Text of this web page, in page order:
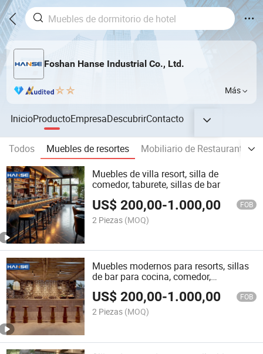
Foshan Hanse Industrial Co., Ltd.
Más
InicioProductoEmpresaDescubrirContacto
Todos Muebles de resortes Mobiliario de Restaurante
Muebles de villa resort, silla de
comedor, taburete, sillas de bar
US$200,00-1.000,00 FOB
2 Piezas (MOQ)
Muebles modernos para resorts, sillas
de bar para cocina, comedor,
restaurante y club nocturno
US$200,00-1.000,00 FOB
2 Piezas (MOQ)